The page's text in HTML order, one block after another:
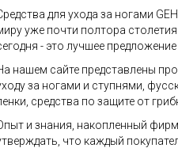
для ухода за ногами
уже почти полтора
- это лучшее предложение
нашем сайте представлены
за ногами и ступнями,
средства по защите от
и знания, накопленный
что каждый